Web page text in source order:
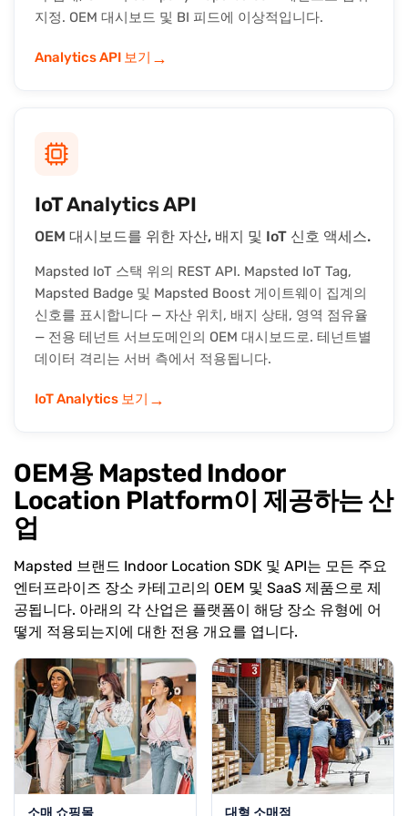
지정. OEM 대시보드 및 BI 피드에 이상적입니다.
Analytics API 보기 →
IoT Analytics API
OEM 대시보드를 위한 자산, 배지 및 IoT 신호 액세스.
Mapsted IoT 스택 위의 REST API. Mapsted IoT Tag,
Mapsted Badge 및 Mapsted Boost 게이트웨이 집계의
신호를 표시합니다 — 자산 위치, 배지 상태, 영역 점유율
— 전용 테넌트 서브도메인의 OEM 대시보드로. 테넌트별
데이터 격리는 서버 측에서 적용됩니다.
IoT Analytics 보기 →
OEM용 Mapsted Indoor
Location Platform이 제공하는 산
업
Mapsted 브랜드 Indoor Location SDK 및 API는 모든 주요
엔터프라이즈 장소 카테고리의 OEM 및 SaaS 제품으로 제
공됩니다. 아래의 각 산업은 플랫폼이 해당 장소 유형에 어
떻게 적용되는지에 대한 전용 개요를 엽니다.
소매 쇼핑몰 대형 소매점